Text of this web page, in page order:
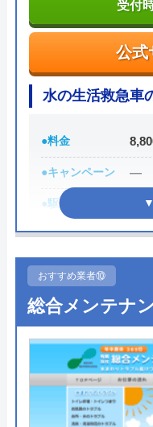
公式
受
運営会社 マル
代表者 金井
創業・設立
所在地
〒
宮
対応エリア 宮城
マルキンクリ
4.6（
※クチコミの内容について
公式
受付
水の生活救急車
●料金
●キャンペーン ―
●駆けつけ時間 最
●受付時間
●定休日
●出張見積もり 出
●支払い方法 現
●累計実績 施
●保証・保険 ―
おすすめ業者⑩
総合メンテナ